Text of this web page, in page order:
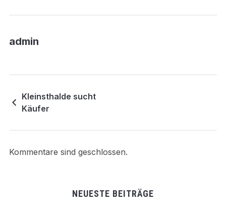
admin
Kleinsthalde sucht
Käufer
Kommentare sind geschlossen.
NEUESTE BEITRÄGE